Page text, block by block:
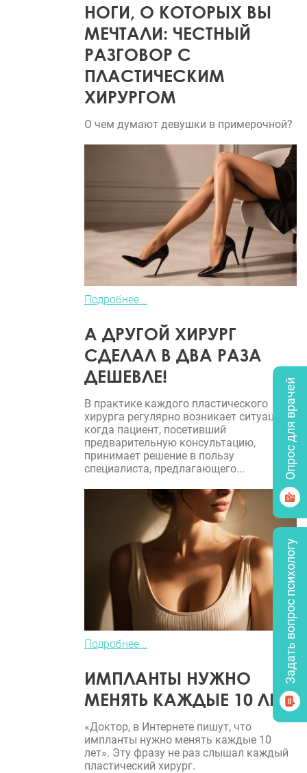
НОГИ, О КОТОРЫХ ВЫ
МЕЧТАЛИ: ЧЕСТНЫЙ
РАЗГОВОР С
ПЛАСТИЧЕСКИМ
ХИРУРГОМ
О чем думают девушки в примерочной?
Подробнее...
А ДРУГОЙ ХИРУРГ
СДЕЛАЛ В ДВА РАЗА
ДЕШЕВЛЕ!
В практике каждого пластического
хирурга регулярно возникает ситуация,
когда пациент, посетивший
предварительную консультацию,
принимает решение в пользу
специалиста, предлагающего...
Подробнее...
ИМПЛАНТЫ НУЖНО
МЕНЯТЬ КАЖДЫЕ 10 ЛЕТ?
«Доктор, в Интернете пишут, что
импланты нужно менять каждые 10
лет». Эту фразу не раз слышал каждый
пластический хирург.
Опрос для врачей
Задать вопрос психологу